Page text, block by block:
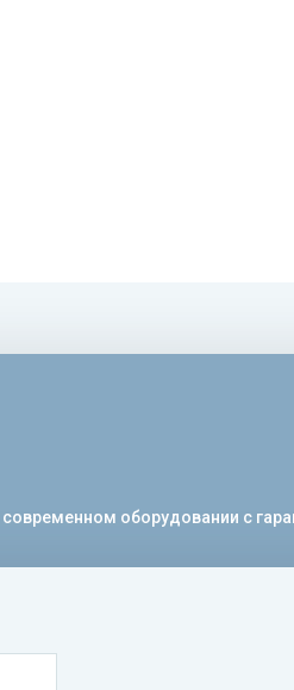
оборудовании с